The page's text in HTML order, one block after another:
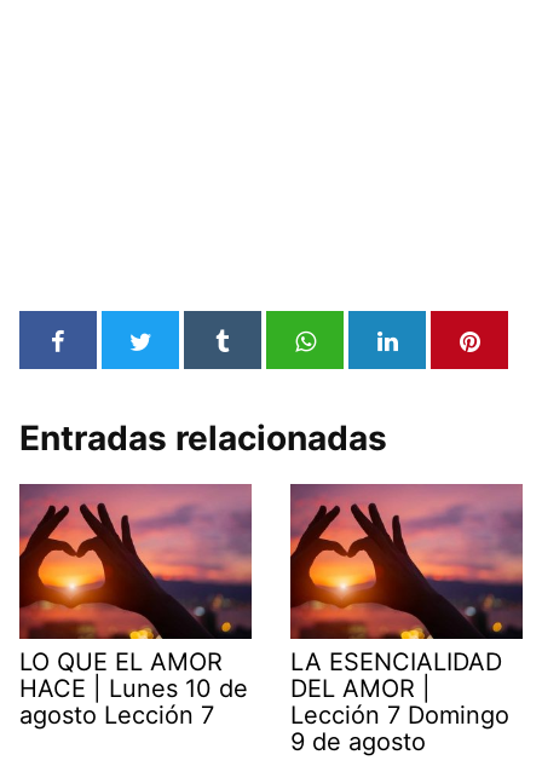
Entradas relacionadas
LO QUE EL AMOR
HACE | Lunes 10 de
agosto Lección 7
LA ESENCIALIDAD
DEL AMOR |
Lección 7 Domingo
9 de agosto